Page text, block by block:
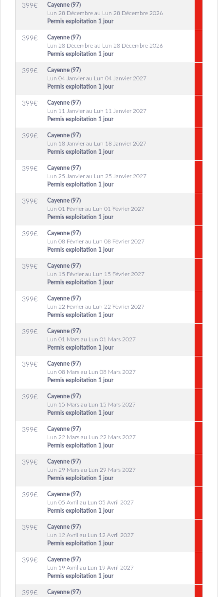
399€
Cayenne (97)
Lun 28 Décembre au Lun 28 Décembre 2026
Permis exploitation 1 jour
399€
Cayenne (97)
Lun 28 Décembre au Lun 28 Décembre 2026
Permis exploitation 1 jour
399€
Cayenne (97)
Lun 04 Janvier au Lun 04 Janvier 2027
Permis exploitation 1 jour
399€
Cayenne (97)
Lun 11 Janvier au Lun 11 Janvier 2027
Permis exploitation 1 jour
399€
Cayenne (97)
Lun 18 Janvier au Lun 18 Janvier 2027
Permis exploitation 1 jour
399€
Cayenne (97)
Lun 25 Janvier au Lun 25 Janvier 2027
Permis exploitation 1 jour
399€
Cayenne (97)
Lun 01 Février au Lun 01 Février 2027
Permis exploitation 1 jour
399€
Cayenne (97)
Lun 08 Février au Lun 08 Février 2027
Permis exploitation 1 jour
399€
Cayenne (97)
Lun 15 Février au Lun 15 Février 2027
Permis exploitation 1 jour
399€
Cayenne (97)
Lun 22 Février au Lun 22 Février 2027
Permis exploitation 1 jour
399€
Cayenne (97)
Lun 01 Mars au Lun 01 Mars 2027
Permis exploitation 1 jour
399€
Cayenne (97)
Lun 08 Mars au Lun 08 Mars 2027
Permis exploitation 1 jour
399€
Cayenne (97)
Lun 15 Mars au Lun 15 Mars 2027
Permis exploitation 1 jour
399€
Cayenne (97)
Lun 22 Mars au Lun 22 Mars 2027
Permis exploitation 1 jour
399€
Cayenne (97)
Lun 29 Mars au Lun 29 Mars 2027
Permis exploitation 1 jour
399€
Cayenne (97)
Lun 05 Avril au Lun 05 Avril 2027
Permis exploitation 1 jour
399€
Cayenne (97)
Lun 12 Avril au Lun 12 Avril 2027
Permis exploitation 1 jour
399€
Cayenne (97)
Lun 19 Avril au Lun 19 Avril 2027
Permis exploitation 1 jour
399€
Cayenne (97)